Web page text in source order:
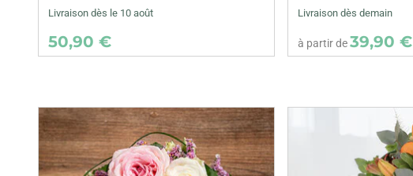
Livraison dès le 10 août
50,90 €
Livraison dès demain
à partir de39,90 €